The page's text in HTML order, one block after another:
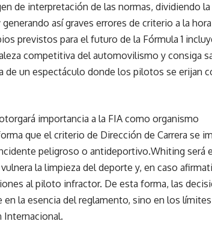
de interpretación de las normas, dividiendo
así graves errores de criterio a la
previstos para el futuro de la Fórmula 1
competitiva del automovilismo y consiga
de un espectáculo donde los pilotos se erijan
importancia a la FIA como organismo
que el criterio de Dirección de Carrera se
peligroso o antideportivo.Whiting será
la limpieza del deporte y, en caso
al piloto infractor. De esta forma, las
la esencia del reglamento, sino en los
Internacional.